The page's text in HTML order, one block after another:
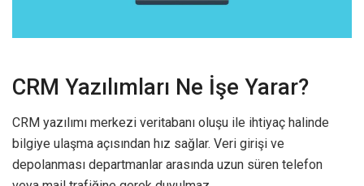
CRM Yazılımları Ne İşe Yarar?
CRM yazılımı merkezi veritabanı oluşu ile ihtiyaç halinde
bilgiye ulaşma açısından hız sağlar. Veri girişi ve
depolanması departmanlar arasında uzun süren telefon